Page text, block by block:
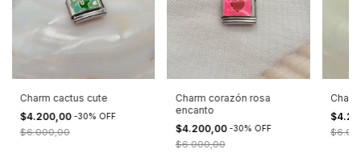
Charm cactus cute
$4.200,00 -30% OFF
$6.000,00
Charm corazón rosa
encanto
$4.200,00 -30% OFF
$6.000,00